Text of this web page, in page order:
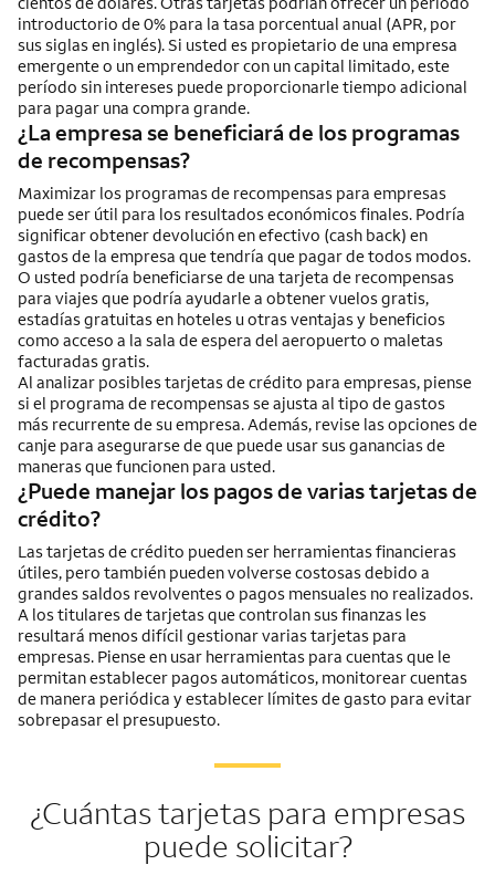
introductorio de 0% para la tasa porcentual anual (APR, por
sus siglas en inglés). Si usted es propietario de una empresa
emergente o un emprendedor con un capital limitado, este
período sin intereses puede proporcionarle tiempo adicional
para pagar una compra grande.
¿La empresa se beneficiará de los programas
de recompensas?
Maximizar los programas de recompensas para empresas
puede ser útil para los resultados económicos finales. Podría
significar obtener devolución en efectivo (cash back) en
gastos de la empresa que tendría que pagar de todos modos.
O usted podría beneficiarse de una tarjeta de recompensas
para viajes que podría ayudarle a obtener vuelos gratis,
estadías gratuitas en hoteles u otras ventajas y beneficios
como acceso a la sala de espera del aeropuerto o maletas
facturadas gratis.
Al analizar posibles tarjetas de crédito para empresas, piense
si el programa de recompensas se ajusta al tipo de gastos
más recurrente de su empresa. Además, revise las opciones de
canje para asegurarse de que puede usar sus ganancias de
maneras que funcionen para usted.
¿Puede manejar los pagos de varias tarjetas de
crédito?
Las tarjetas de crédito pueden ser herramientas financieras
útiles, pero también pueden volverse costosas debido a
grandes saldos revolventes o pagos mensuales no realizados.
A los titulares de tarjetas que controlan sus finanzas les
resultará menos difícil gestionar varias tarjetas para
empresas. Piense en usar herramientas para cuentas que le
permitan establecer pagos automáticos, monitorear cuentas
de manera periódica y establecer límites de gasto para evitar
sobrepasar el presupuesto.
¿Cuántas tarjetas para empresas
puede solicitar?